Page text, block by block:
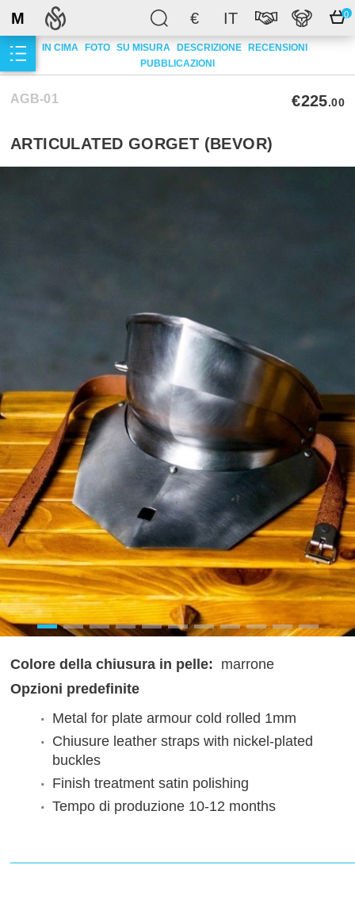
€ IT 0
M
IN CIMA FOTO SU MISURA DESCRIZIONE
RECENSIONI
PUBBLICAZIONI
AGB-01 €225.00
ARTICULATED GORGET (BEVOR)
Colore della chiusura in pelle: marrone
Opzioni predefinite
Metal for plate armour cold rolled 1mm
Chiusure leather straps with nickel-plated
buckles
Finish treatment satin polishing
Tempo di produzione 10-12 months